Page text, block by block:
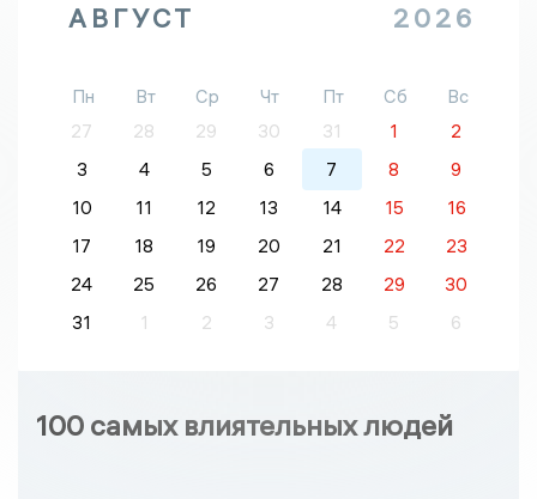
АВГУСТ 2026
Пн Вт Ср Чт Пт Сб
Вс
27
28 29 30 31 1
2
3
4 5 6 7 8
9
10
11 12 13 14 15
16
17
18 19 20 21 22
23
24
25 26 27 28 29
30
31
1 2 3 4 5 6
100 самых влиятельных людей